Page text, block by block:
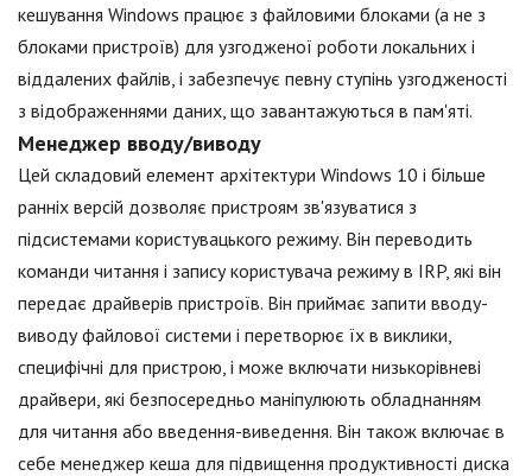
кешування Windows працює з файловими блоками (а не з
блоками пристроїв) для узгодженої роботи локальних і
віддалених файлів, і забезпечує певну ступінь узгодженості
з відображеннями даних, що завантажуються в пам'яті.
Менеджер вводу/виводу
Цей складовий елемент архітектури Windows 10 і більше
ранніх версій дозволяє пристроям зв'язуватися з
підсистемами користувацького режиму. Він переводить
команди читання і запису користувача режиму в IRP, які він
передає драйверів пристроїв. Він приймає запити вводу-
виводу файлової системи і перетворює їх в виклики,
специфічні для пристрою, і може включати низькорівневі
драйвери, які безпосередньо маніпулюють обладнанням
для читання або введення-виведення. Він також включає в
себе менеджер кеша для підвищення продуктивності диска